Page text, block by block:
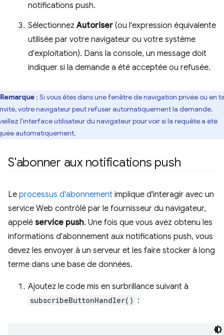
notifications push.
SélectionnezAutoriser (ou l'expression équivalente
utilisée par votre navigateur ou votre système
d'exploitation). Dans la console, un message doit
indiquer si la demande a été acceptée ou refusée.
Remarque : Si vous êtes dans une fenêtre de navigation privée ou en
votre navigateur peut refuser automatiquement la demande.
l'interface utilisateur du navigateur pour voir si la requête a été
automatiquement.
S'abonner aux notifications push
Le processus d'abonnement implique d'interagir avec un
service Web contrôlé par le fournisseur du navigateur,
appelé service push. Une fois que vous avez obtenu les
informations d'abonnement aux notifications push, vous
devez les envoyer à un serveur et les faire stocker à long
terme dans une base de données.
Ajoutez le code mis en surbrillance suivant à
subscribeButtonHandler() :